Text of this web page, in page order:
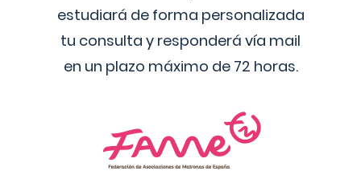
estudiará de forma personalizada
tu consulta y responderá vía mail
en un plazo máximo de 72 horas.